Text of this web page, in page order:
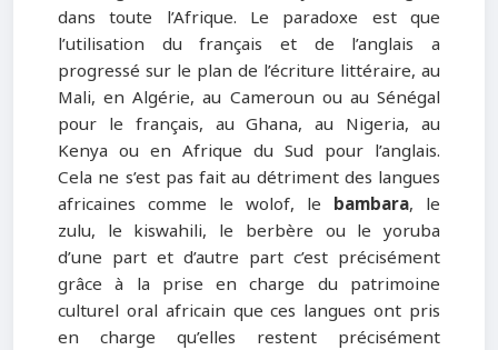
dans toute l’Afrique. Le paradoxe est que
l’utilisation du français et de l’anglais a
progressé sur le plan de l’écriture littéraire, au
Mali, en Algérie, au Cameroun ou au Sénégal
pour le français, au Ghana, au Nigeria, au
Kenya ou en Afrique du Sud pour l’anglais.
Cela ne s’est pas fait au détriment des langues
africaines comme le wolof, le bambara, le
zulu, le kiswahili, le berbère ou le yoruba
d’une part et d’autre part c’est précisément
grâce à la prise en charge du patrimoine
culturel oral africain que ces langues ont pris
en charge qu’elles restent précisément